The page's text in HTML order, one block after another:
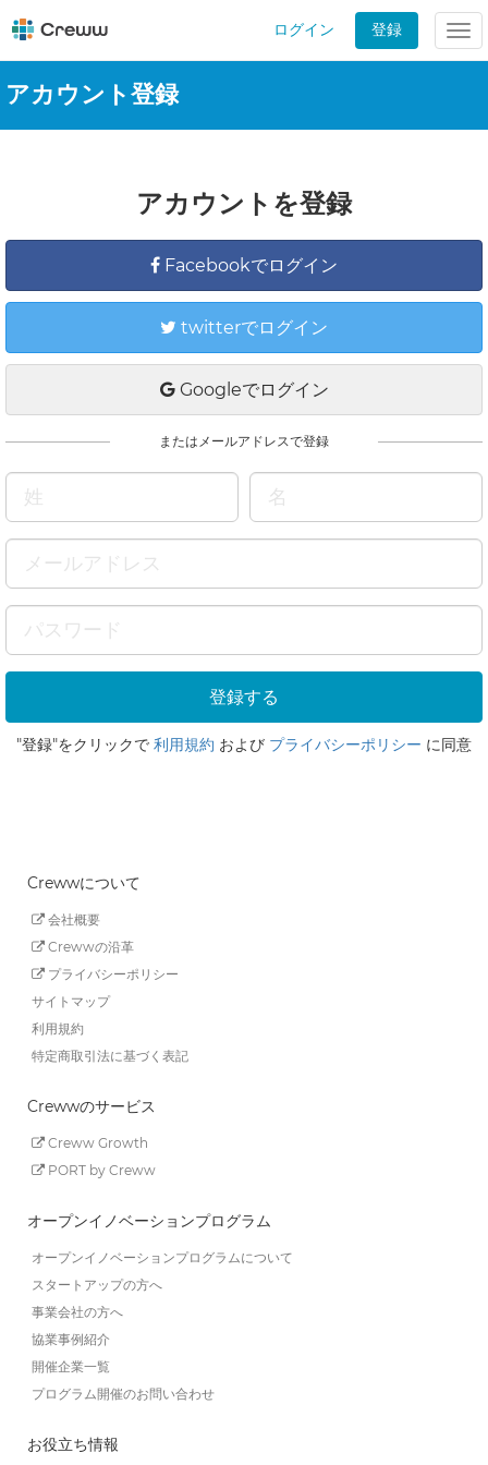
ログイン 登録
アカウント登録
アカウントを登録
Facebookでログイン
twitterでログイン
Googleでログイン
またはメールアドレスで登録
"登録"をクリックで 利用規約 および プライバシーポリシー に同意
Crewwについて
会社概要
Crewwの沿革
プライバシーポリシー
サイトマップ
利用規約
特定商取引法に基づく表記
Crewwのサービス
Creww Growth
PORT by Creww
オープンイノベーションプログラム
オープンイノベーションプログラムについて
スタートアップの方へ
事業会社の方へ
協業事例紹介
開催企業一覧
プログラム開催のお問い合わせ
お役立ち情報